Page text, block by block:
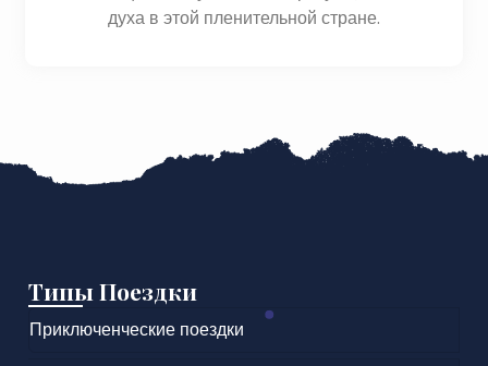
духа в этой пленительной стране.
Типы Поездки
Приключенческие поездки